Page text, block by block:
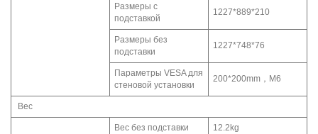
Размеры с
подставкой
1227*889*210
Размеры без
подставки
1227*748*76
Параметры VESA для
стеновой установки
200*200mm，M6
Вес
Вес без подставки 12.2kg